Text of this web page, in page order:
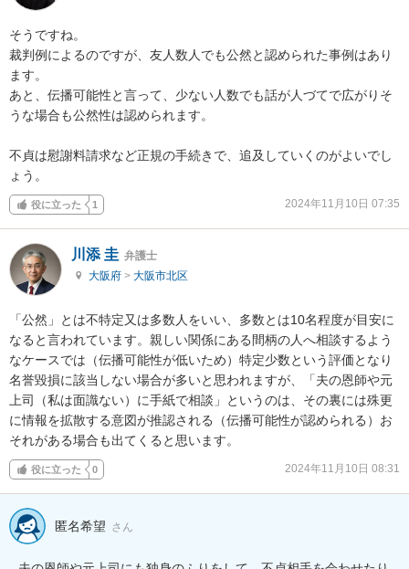
そうですね。
裁判例によるのですが、友人数人でも公然と認められた事例はあり
ます。
あと、伝播可能性と言って、少ない人数でも話が人づてで広がりそ
うな場合も公然性は認められます。
不貞は慰謝料請求など正規の手続きで、追及していくのがよいでし
ょう。
役に立った 1 2024年11月10日 07:35
川添 圭 弁護士
大阪府 > 大阪市北区
「公然」とは不特定又は多数人をいい、多数とは10名程度が目安に
なると言われています。親しい関係にある間柄の人へ相談するよう
なケースでは（伝播可能性が低いため）特定少数という評価となり
名誉毀損に該当しない場合が多いと思われますが、「夫の恩師や元
上司（私は面識ない）に手紙で相談」というのは、その裏には殊更
に情報を拡散する意図が推認される（伝播可能性が認められる）お
それがある場合も出てくると思います。
役に立った 0 2024年11月10日 08:31
匿名希望 さん